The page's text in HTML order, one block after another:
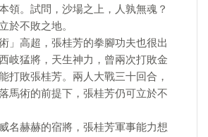
領。試問，沙場之上，人孰無魂？
於不敗之地。
」高超，張桂芳的拳腳功夫也很出
岐猛將，天生神力，曾兩次打敗金
打敗張桂芳。兩人大戰三十回合，
馬術的前提下，張桂芳仍可立於不
名赫赫的宿將，張桂芳軍事能力想